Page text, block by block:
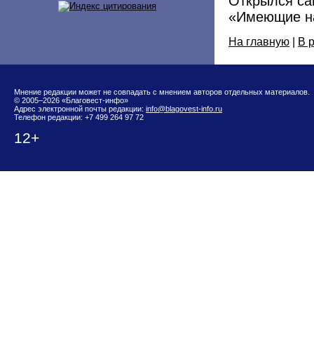
«Имеющие
На главную | В
Мнение редакции может не совпадать с мнением авторов отдельных материалов.
© 2005–2026 «Благовест-инфо»
Адрес электронной почты редакции: info@blagovest-info.ru
Телефон редакции: +7 499 264 97 72
12+